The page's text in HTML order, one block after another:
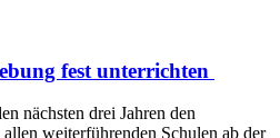
fest unterrichten
nächsten drei Jahren den
weiterführenden Schulen ab der